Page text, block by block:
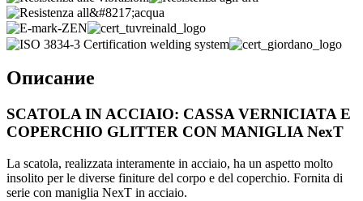
Описание
SCATOLA IN ACCIAIO: CASSA VERNICIATA E
COPERCHIO GLITTER CON MANIGLIA NexT
La scatola, realizzata interamente in acciaio, ha un aspetto molto
insolito per le diverse finiture del corpo e del coperchio. Fornita di
serie con maniglia NexT in acciaio.